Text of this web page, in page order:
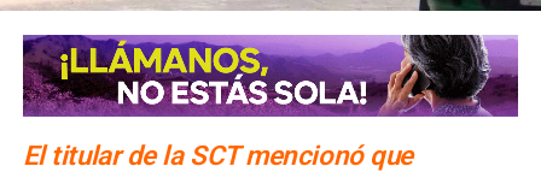
El titular de la SCT mencionó que